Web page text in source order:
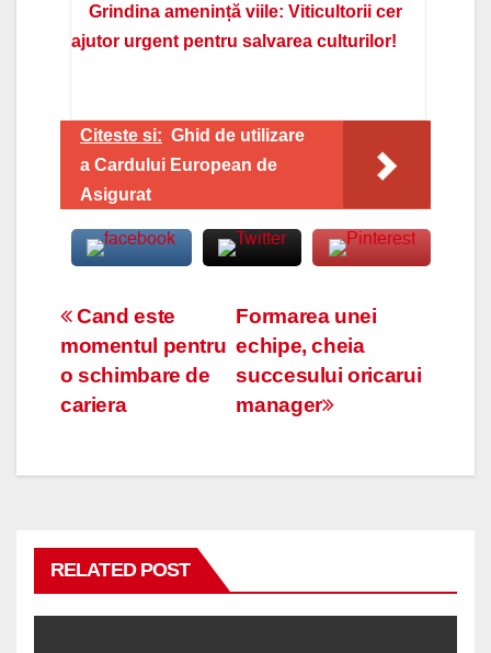
Grindina amenință viile: Viticultorii cer
ajutor urgent pentru salvarea culturilor!
Citeste si: Ghid de utilizare
a Cardului European de
Asigurat
Navigare
în
articole
Formarea unei
echipe, cheia
succesului oricarui
manager
Cand este
momentul pentru
o schimbare de
cariera
RELATED POST